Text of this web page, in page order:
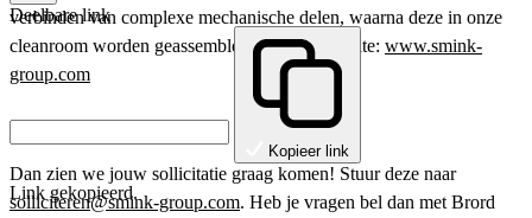
verbinden van complexe mechanische delen, waarna deze in onze
cleanroom worden geassembleerd. Onze website: www.smink-
group.com
Dan zien we jouw sollicitatie graag komen! Stuur deze naar
solliciteren@smink-group.com. Heb je vragen bel dan met Brord
Deelbare link
Kopieer link
Link gekopieerd.